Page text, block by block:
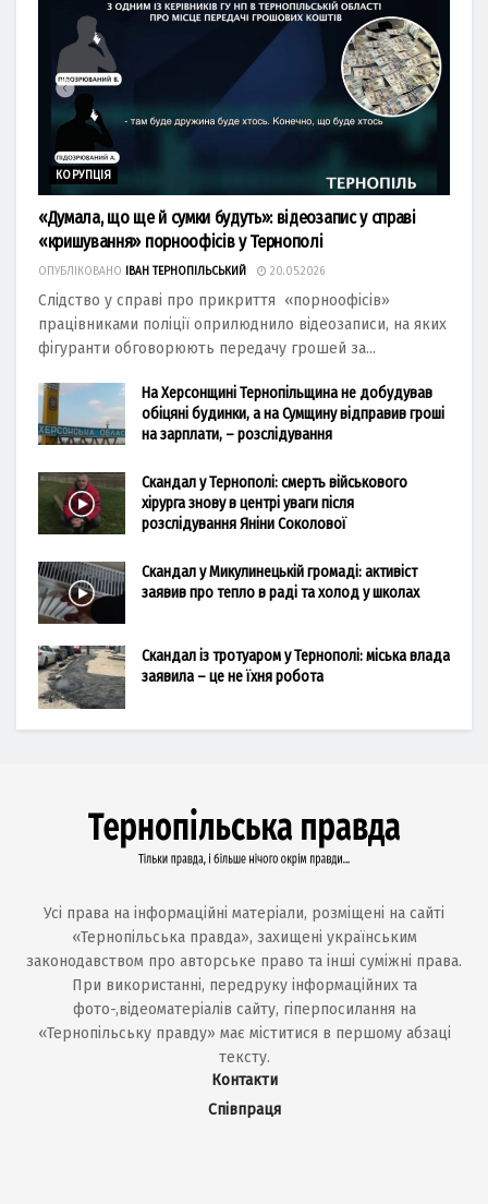
КОРУПЦІЯ
«Думала, що ще й сумки будуть»: відеозапис у справі
«кришування» порноофісів у Тернополі
ОПУБЛІКОВАНО ІВАН ТЕРНОПІЛЬСЬКИЙ 20.05.2026
Слідство у справі про прикриття «порноофісів»
працівниками поліції оприлюднило відеозаписи, на яких
фігуранти обговорюють передачу грошей за...
На Херсонщині Тернопільщина не добудував
обіцяні будинки, а на Сумщину відправив гроші
на зарплати, – розслідування
Скандал у Тернополі: смерть військового
хірурга знову в центрі уваги після
розслідування Яніни Соколової
Скандал у Микулинецькій громаді: активіст
заявив про тепло в раді та холод у школах
Скандал із тротуаром у Тернополі: міська влада
заявила – це не їхня робота
Усі права на інформаційні матеріали, розміщені на сайті
«Тернопільська правда», захищені українським
законодавством про авторське право та інші суміжні права.
При використанні, передруку інформаційних та
фото-,відеоматеріалів сайту, гіперпосилання на
«Тернопільську правду» має міститися в першому абзаці
тексту.
Контакти
Співпраця